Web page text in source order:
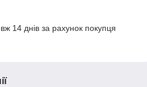
14 днів за рахунок покупця